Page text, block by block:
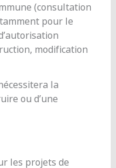
(consultation
pour le
modification
la
ou d’une
les projets de